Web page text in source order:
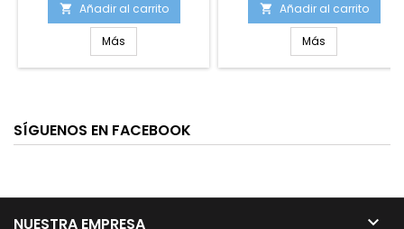
 Añadir al carrito
Más
 Añadir al carrito
Más
SÍGUENOS EN FACEBOOK
NUESTRA EMPRESA 